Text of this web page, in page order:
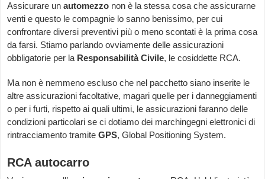
Assicurare un automezzo non è la stessa cosa che assicurarne
venti e questo le compagnie lo sanno benissimo, per cui
confrontare diversi preventivi più o meno scontati è la prima cosa
da farsi. Stiamo parlando ovviamente delle assicurazioni
obbligatorie per la Responsabilità Civile, le cosiddette RCA.
Ma non è nemmeno escluso che nel pacchetto siano inserite le
altre assicurazioni facoltative, magari quelle per i danneggiamenti
o per i furti, rispetto ai quali ultimi, le assicurazioni faranno delle
condizioni particolari se ci dotiamo dei marchingegni elettronici di
rintracciamento tramiteGPS, Global Positioning System.
RCA autocarro